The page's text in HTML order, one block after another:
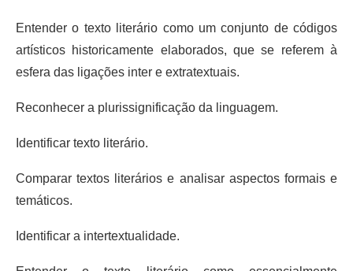
Entender o texto literário como um conjunto de códigos
artísticos historicamente elaborados, que se referem à
esfera das ligações inter e extratextuais.
Reconhecer a plurissignificação da linguagem.
Identificar texto literário.
Comparar textos literários e analisar aspectos formais e
temáticos.
Identificar a intertextualidade.